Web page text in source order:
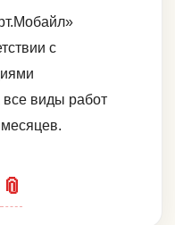
с
все виды работ
📎